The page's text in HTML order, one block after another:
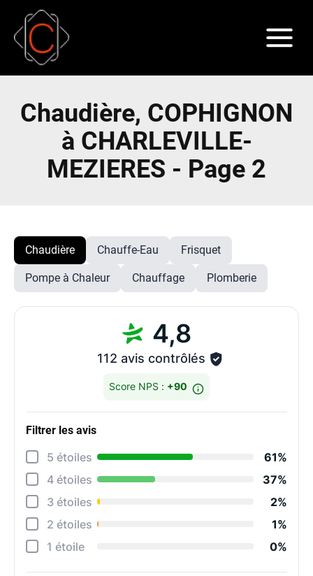
Chaudière, COPHIGNON
à CHARLEVILLE-
MEZIERES - Page 2
Chaudière Chauffe-Eau Frisquet
Pompe à Chaleur Chauffage Plomberie
4,8
112 avis contrôlés
Score NPS : +90
Filtrer les avis
5 étoiles
61%
4 étoiles
37%
3 étoiles
2%
2 étoiles
1%
1 étoile
0%